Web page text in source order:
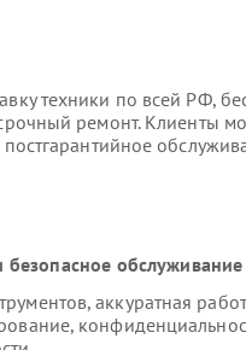
техники по всей РФ,
ремонт. Клиенты
аккуратная